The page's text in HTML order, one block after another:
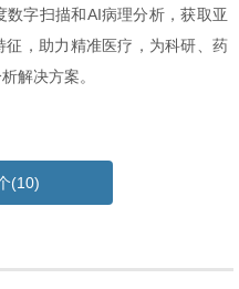
字扫描和AI病理分析，获取亚
，助力精准医疗，为科研、药
解决方案。
(10)